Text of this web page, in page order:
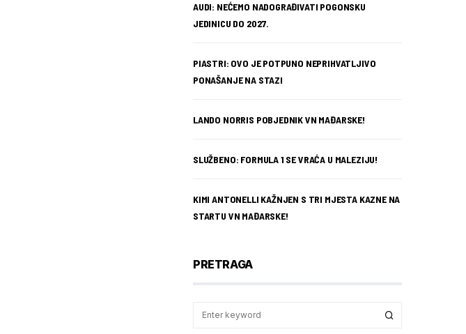
AUDI: NEĆEMO NADOGRAĐIVATI POGONSKU
JEDINICU DO 2027.
PIASTRI: OVO JE POTPUNO NEPRIHVATLJIVO
PONAŠANJE NA STAZI
LANDO NORRIS POBJEDNIK VN MAĐARSKE!
SLUŽBENO: FORMULA 1 SE VRAĆA U MALEZIJU!
KIMI ANTONELLI KAŽNJEN S TRI MJESTA KAZNE NA
STARTU VN MAĐARSKE!
PRETRAGA